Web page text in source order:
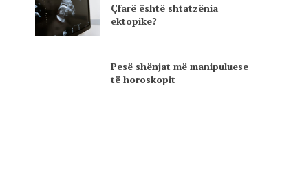
Çfarë është shtatzënia
ektopike?
Pesë shënjat më manipuluese
të horoskopit